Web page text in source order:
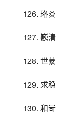
126. 珞炎
127. 巍清
128. 世蒙
129. 求稳
130. 和岢